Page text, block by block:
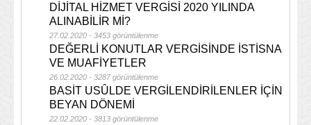
DİJİTAL HİZMET VERGİSİ 2020 YILINDA
ALINABİLİR Mİ?
27.02.2020 - 3453 görüntülenme
DEĞERLİ KONUTLAR VERGİSİNDE İSTİSNA
VE MUAFİYETLER
26.02.2020 - 3287 görüntülenme
BASİT USÛLDE VERGİLENDİRİLENLER İÇİN
BEYAN DÖNEMİ
22.02.2020 - 3813 görüntülenme